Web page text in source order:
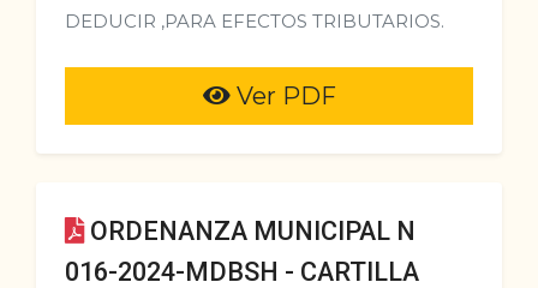
DEDUCIR ,PARA EFECTOS TRIBUTARIOS.
Ver PDF
ORDENANZA MUNICIPAL N
016-2024-MDBSH - CARTILLA